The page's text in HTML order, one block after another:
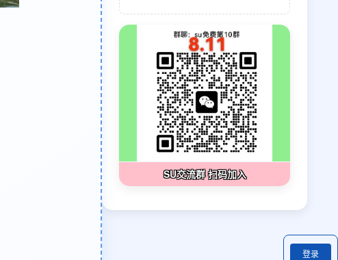
SU交流群 扫码加入
登录